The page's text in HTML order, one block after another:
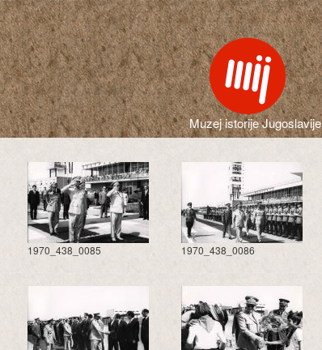
Muzej istorije Jugoslavije
1970_438_0085 1970_438_0086